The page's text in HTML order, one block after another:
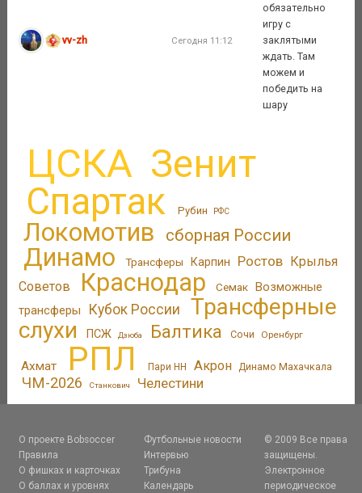
vv-zh Сегодня 11:12
обязательно
игру с
заклятыми
ждать. Там
можем и
победить на
шару
ЦСКА Зенит
Спартак Рубин РФС
Локомотив сборная России
Динамо Трансферы Карпин Ростов Крылья
Советов
Краснодар Семак Возможные
трансферы
Кубок России
Трансферные
слухи
ПСЖ Дзюба Балтика Сочи Оренбург
Ахмат РПЛ Пари НН Акрон Динамо Махачкала
ЧМ-2026 Станкович Челестини
О проекте Bobsoccer
Правила
О фишках и карточках
О баллах и уровнях
Футбольные новости
Интервью
Трибуна
Календарь
© 2009 Все права
защищены.
Электронное
периодическое